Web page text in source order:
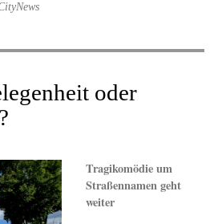
oder
Tragikomödie um
Straßennamen geht
weiter